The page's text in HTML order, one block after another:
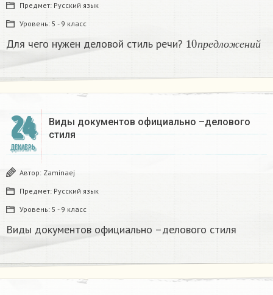
Предмет: Русский язык
Уровень: 5 - 9 класс
Для чего нужен деловой стиль речи? п р е дл о ж е н и й
10 д ий
24
ДЕКАБРЬ
Виды документов официально –делового
стиля
Автор: Zaminaej
Предмет: Русский язык
Уровень: 5 - 9 класс
Виды документов официально –делового стиля